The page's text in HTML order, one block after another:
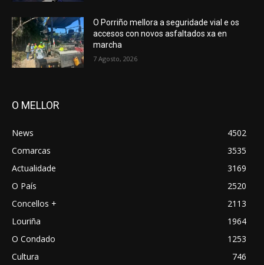
O Porriño mellora a seguridade vial e os
accesos con novos asfaltados xa en
marcha
7 Agosto, 2026
O MELLOR
News
4502
Comarcas
3535
Actualidade
3169
O País
2520
Concellos +
2113
Louriña
1964
O Condado
1253
Cultura
746